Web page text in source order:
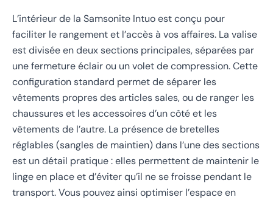
L’intérieur de la Samsonite Intuo est conçu pour
faciliter le rangement et l’accès à vos affaires. La valise
est divisée en deux sections principales, séparées par
une fermeture éclair ou un volet de compression. Cette
configuration standard permet de séparer les
vêtements propres des articles sales, ou de ranger les
chaussures et les accessoires d’un côté et les
vêtements de l’autre. La présence de bretelles
réglables (sangles de maintien) dans l’une des sections
est un détail pratique : elles permettent de maintenir le
linge en place et d’éviter qu’il ne se froisse pendant le
transport. Vous pouvez ainsi optimiser l’espace en